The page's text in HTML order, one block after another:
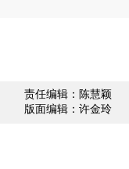
责任编辑：陈慧颖
版面编辑：许金玲